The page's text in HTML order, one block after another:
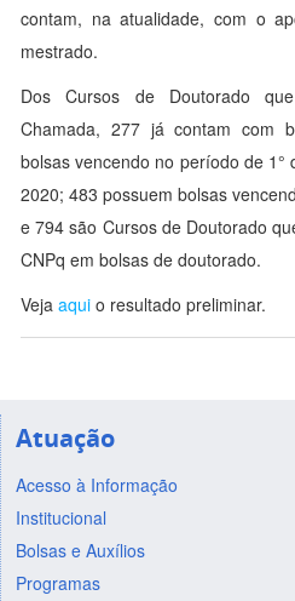
contam, na atualidade, com o
mestrado.
Dos Cursos de Doutorado
Chamada, 277 já contam com
bolsas vencendo no período de
2020; 483 possuem bolsas
e 794 são Cursos de Doutorado
CNPq em bolsas de doutorado.
Veja aqui o resultado preliminar.
Atuação
Acesso à Informação
Institucional
Bolsas e Auxílios
Programas